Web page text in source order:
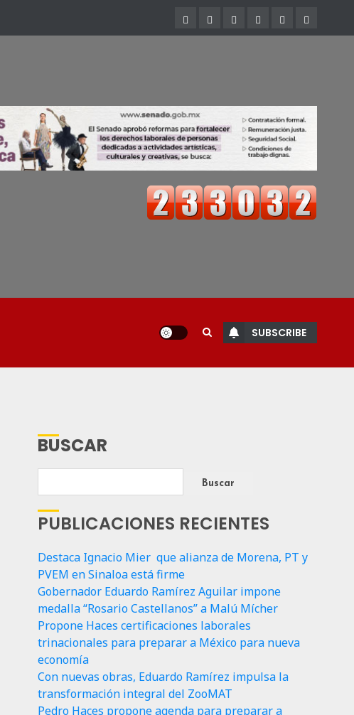
SUBSCRIBE
BUSCAR
Buscar
PUBLICACIONES RECIENTES
Destaca Ignacio Mier que alianza de Morena, PT y
PVEM en Sinaloa está firme
Gobernador Eduardo Ramírez Aguilar impone
medalla “Rosario Castellanos” a Malú Mícher
Propone Haces certificaciones laborales
trinacionales para preparar a México para nueva
economía
Con nuevas obras, Eduardo Ramírez impulsa la
transformación integral del ZooMAT
Pedro Haces propone agenda para preparar a